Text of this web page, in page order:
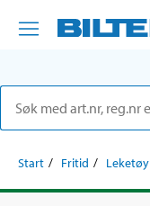
Start Fritid Leketøy